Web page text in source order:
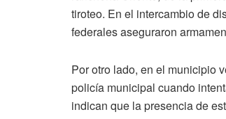
tiroteo. En el intercambio de
federales aseguraron
Por otro lado, en el municipio
policía municipal cuando
indican que la presencia de